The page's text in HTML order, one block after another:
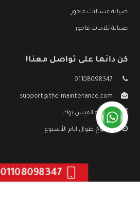
صيانة غسالات فاجور
صيانة ثلاجات فاجور
كن دائما على تواصل معنا!
01108098347
support@the-maintenance.com
صفحة الفيس بوك
مفتوح طوال ايام الأسبوع
01108098347